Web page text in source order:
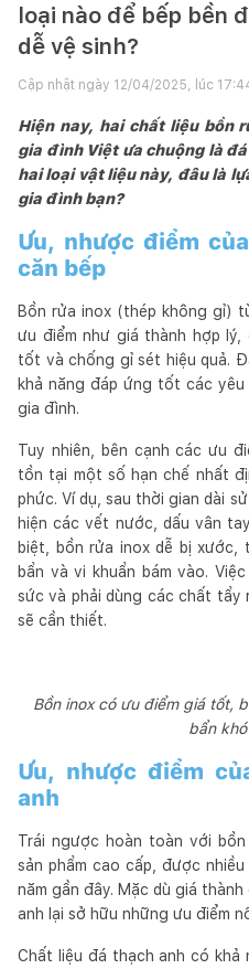
loại nào để bếp bền
dễ vệ sinh?
Cập nhật ngày 12/04/2025, lúc
Hiện nay, hai chất liệu bồn
gia đình Việt ưa chuộng là
hai loại vật liệu này, đâu là
gia đình bạn?
Ưu, nhược điểm
căn bếp
Bồn rửa inox (thép không gỉ)
ưu điểm như giá thành hợp
tốt và chống gỉ sét hiệu quả.
khả năng đáp ứng tốt các
gia đình.
Tuy nhiên, bên cạnh các ưu
tồn tại một số hạn chế nhất
phức. Ví dụ, sau thời gian dài
hiện các vết nước, dấu vân
biệt, bồn rửa inox dễ bị
bẩn và vi khuẩn bám vào.
sức và phải dùng các chất tẩy
sẽ cần thiết.
Bồn inox có ưu điểm giá tốt,
bẩn
Ưu, nhược điểm
anh
Trái ngược hoàn toàn với
sản phẩm cao cấp, được
năm gần đây. Mặc dù giá
anh lại sở hữu những ưu điểm
Chất liệu đá thạch anh có khả